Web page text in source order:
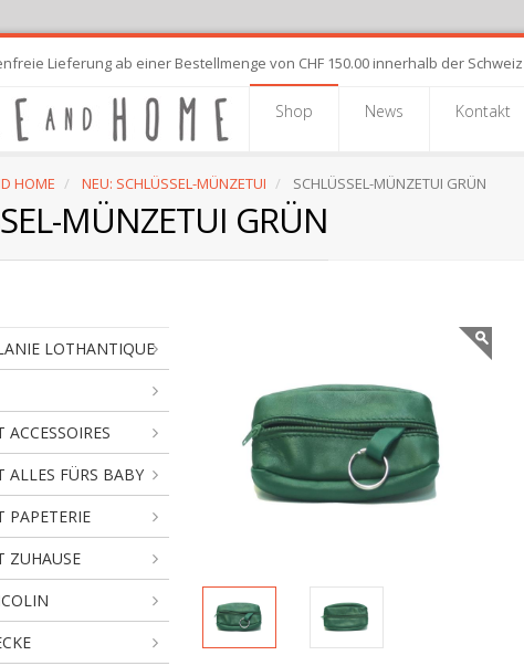
Lieferung ab einer Bestellmenge von CHF 150.00 innerhalb der Schweiz
Shop News Kontakt
HOME NEU: SCHLÜSSEL-MÜNZETUI SCHLÜSSEL-MÜNZETUI GRÜN
MÜNZETUI GRÜN
LOTHANTIQUE
ALLES FÜRS BABY
PAPETERIE
ZUHAUSE